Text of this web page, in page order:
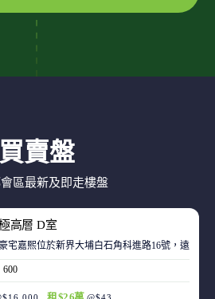
買賣盤
區最新及即走樓盤
高層 D室
宅嘉熙位於新界大埔白石角科進路16號，遠離
600